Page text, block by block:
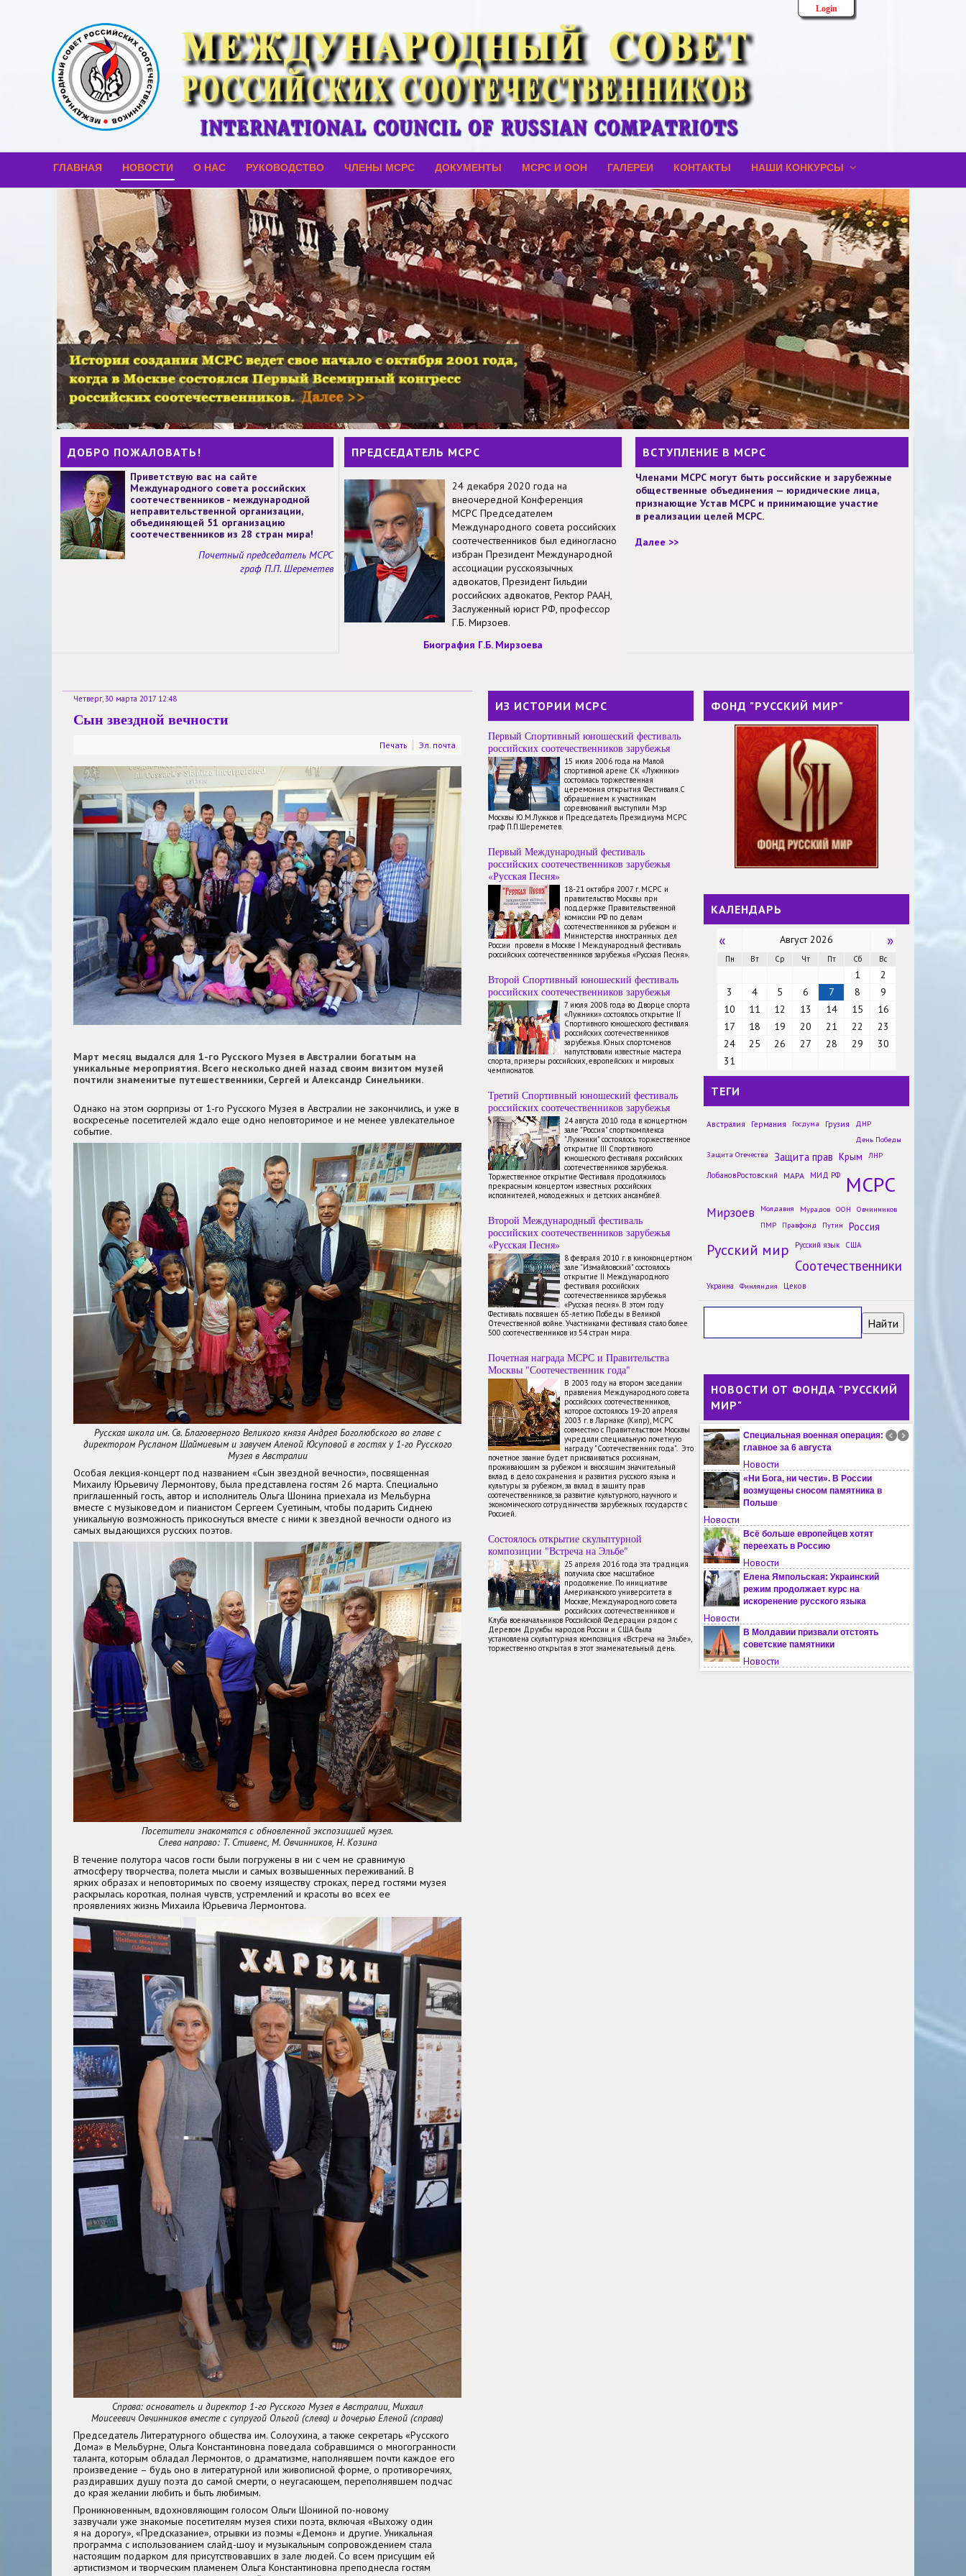
Login
ГЛАВНАЯ НОВОСТИ О НАС РУКОВОДСТВО ЧЛЕНЫ МСРС ДОКУМЕНТЫ МСРС И ООН ГАЛЕРЕИ КОНТАКТЫ НАШИ КОНКУРСЫ
ДОБРО ПОЖАЛОВАТЬ!
Приветствую вас на сайте
Международного совета российских
соотечественников - международной
неправительственной организации,
объединяющей 51 организацию
соотечественников из 28 стран мира!
Почетный председатель МСРС
граф П.П. Шереметев
ПРЕДСЕДАТЕЛЬ МСРС
24 декабря 2020 года на
внеочередной Конференция
МСРС Председателем
Международного совета российских
соотечественников был единогласно
избран Президент Международной
ассоциации русскоязычных
адвокатов, Президент Гильдии
российских адвокатов, Ректор РААН,
Заслуженный юрист РФ, профессор
Г.Б. Мирзоев.
Биография Г.Б. Мирзоева
ВСТУПЛЕНИЕ В МСРС
Членами МСРС могут быть российские и зарубежные
общественные объединения — юридические лица,
признающие Устав МСРС и принимающие участие
в реализации целей МСРС.
Далее >>
Четверг, 30 марта 2017 12:48
Сын звездной вечности
Печать Эл. почта
Март месяц выдался для 1-го Русского Музея в Австралии богатым на
уникальные мероприятия. Всего несколько дней назад своим визитом музей
почтили знаменитые путешественники, Сергей и Александр Синельники.
Однако на этом сюрпризы от 1-го Русского Музея в Австралии не закончились, и уже в
воскресенье посетителей ждало еще одно неповторимое и не менее увлекательное
событие.
Русская школа им. Св. Благоверного Великого князя Андрея Боголюбского во главе с
директором Русланом Шаймиевым и завучем Аленой Юсуповой в гостях у 1-го Русского
Музея в Австралии
Особая лекция-концерт под названием «Сын звездной вечности», посвященная
Михаилу Юрьевичу Лермонтову, была представлена гостям 26 марта. Специально
приглашенный гость, автор и исполнитель Ольга Шонина приехала из Мельбурна
вместе с музыковедом и пианистом Сергеем Суетиным, чтобы подарить Сиднею
уникальную возможность прикоснуться вместе с ними к звездной вечности одного из
самых выдающихся русских поэтов.
Посетители знакомятся с обновленной экспозицией музея.
Слева направо: Т. Стивенс, М. Овчинников, Н. Козина
В течение полутора часов гости были погружены в ни с чем не сравнимую
атмосферу творчества, полета мысли и самых возвышенных переживаний. В
ярких образах и неповторимых по своему изяществу строках, перед гостями музея
раскрылась короткая, полная чувств, устремлений и красоты во всех ее
проявлениях жизнь Михаила Юрьевича Лермонтова.
Справа: основатель и директор 1-го Русского Музея в Австралии, Михаил
Моисеевич Овчинников вместе с супругой Ольгой (слева) и дочерью Еленой (справа)
Председатель Литературного общества им. Солоухина, а также секретарь «Русского
Дома» в Мельбурне, Ольга Константиновна поведала собравшимся о многогранности
таланта, которым обладал Лермонтов, о драматизме, наполнявшем почти каждое его
произведение – будь оно в литературной или живописной форме, о противоречиях,
раздиравших душу поэта до самой смерти, о неугасающем, переполнявшем подчас
до края желании любить и быть любимым.
Проникновенным, вдохновляющим голосом Ольги Шониной по-новому
зазвучали уже знакомые посетителям музея стихи поэта, включая «Выхожу один
я на дорогу», «Предсказание», отрывки из поэмы «Демон» и другие. Уникальная
программа с использованием слайд-шоу и музыкальным сопровождением стала
настоящим подарком для присутствовавших в зале людей. Со всем присущим ей
артистизмом и творческим пламенем Ольга Константиновна преподнесла гостям
ИЗ ИСТОРИИ МСРС
Первый Спортивный юношеский фестиваль
российских соотечественников зарубежья
15 июля 2006 года на Малой
спортивной арене СК «Лужники»
состоялась торжественная
церемония открытия Фестиваля.С
обращением к участникам
соревнований выступили Мэр
Москвы Ю.М.Лужков и Председатель Президиума МСРС
граф П.П.Шереметев.
Первый Международный фестиваль
российских соотечественников зарубежья
«Русская Песня»
18-21 октября 2007 г. МСРС и
правительство Москвы при
поддержке Правительственной
комиссии РФ по делам
соотечественников за рубежом и
Министерства иностранных дел
России провели в Москве I Международный фестиваль
российских соотечественников зарубежья «Русская Песня».
Второй Спортивный юношеский фестиваль
российских соотечественников зарубежья
7 июля 2008 года во Дворце спорта
«Лужники» состоялось открытие II
Спортивного юношеского фестиваля
российских соотечественников
зарубежья. Юных спортсменов
напутствовали известные мастера
спорта, призеры российских, европейских и мировых
чемпионатов.
Третий Спортивный юношеский фестиваль
российских соотечественников зарубежья
24 августа 2010 года в концертном
зале "Россия" спорткомплекса
"Лужники" состоялось торжественное
открытие III Спортивного
юношеского фестиваля российских
соотечественников зарубежья.
Торжественное открытие Фестиваля продолжилось
прекрасным концертом известных российских
исполнителей, молодежных и детских ансамблей.
Второй Международный фестиваль
российских соотечественников зарубежья
«Русская Песня»
8 февраля 2010 г. в киноконцертном
зале "Измайловский" состоялось
открытие II Международного
фестиваля российских
соотечественников зарубежья
«Русская песня». В этом году
Фестиваль посвящен 65-летию Победы в Великой
Отечественной войне. Участниками фестиваля стало более
500 соотечественников из 54 стран мира.
Почетная награда МСРС и Правительства
Москвы "Соотечественник года"
В 2003 году на втором заседании
правления Международного совета
российских соотечественников,
которое состоялось 19-20 апреля
2003 г. в Ларнаке (Кипр), МСРС
совместно с Правительством Москвы
учредили специальную почетную
награду "Соотечественник года". Это
почетное звание будет присваиваться россиянам,
проживающим за рубежом и вносящим значительный
вклад в дело сохранения и развития русского языка и
культуры за рубежом, за вклад в защиту прав
соотечественников, за развитие культурного, научного и
экономического сотрудничества зарубежных государств с
Россией.
Состоялось открытие скульптурной
композиции "Встреча на Эльбе"
25 апреля 2016 года эта традиция
получила свое масштабное
продолжение. По инициативе
Американского университета в
Москве, Международного совета
российских соотечественников и
Клуба военачальников Российской Федерации рядом с
Деревом Дружбы народов России и США была
установлена скульптурная композиция «Встреча на Эльбе»,
торжественно открытая в этот знаменательный день.
ФОНД "РУССКИЙ МИР"
КАЛЕНДАРЬ
« Август 2026 »
Пн Вт Ср Чт Пт Сб Вс
1
2
3
4 5 6 7 8
9
10
11 12 13 14 15
16
17
18 19 20 21 22
23
24
25 26 27 28 29
30
31
ТЕГИ
Австралия Германия Госдума Грузия
ДНР
День Победы
Защита Отечества Защита прав Крым
ЛНР
ЛобановРостовский
МАРА МИД РФ МСРС
Мирзоев Молдавия Мурадов ООН
Овчинников
ПМР
Правфонд Путин Россия
Русский мир Русский язык США
Соотечественники
Украина Финляндия Цеков
НОВОСТИ ОТ ФОНДА "РУССКИЙ
МИР"
Лингвистические сказки 14-
летней россиянки войдут в
Новости
Историческую надпись на
русском языке уничтожили в
Новости
Международные клубы дружбы
сохраняют наследие
Всемирного фестиваля
Новости
Хиросимы в Японии не говорят о
Россию, отметили в МИД РФ
и Киргизией, отметил Алексей
Оверчук
Новости
Специальная военная операция:
главное за 6 августа
Новости
«Ни Бога, ни чести». В России
возмущены сносом памятника в
Польше
Новости
Всё больше европейцев хотят
переехать в Россию
Новости
Елена Ямпольская: Украинский
режим продолжает курс на
искоренение русского языка
Новости
В Молдавии призвали отстоять
советские памятники
Новости